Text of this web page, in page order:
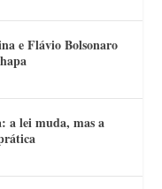
e Flávio Bolsonaro
a lei muda, mas a